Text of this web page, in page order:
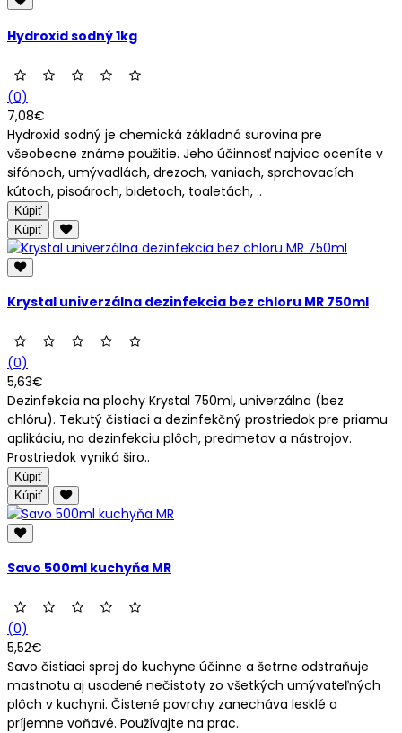
Hydroxid sodný 1kg
(0)
7,08€
Hydroxid sodný je chemická základná surovina pre
všeobecne známe použitie. Jeho účinnosť najviac oceníte v
sifónoch, umývadlách, drezoch, vaniach, sprchovacích
kútoch, pisoároch, bidetoch, toaletách, ..
Kúpiť
Kúpiť
Krystal univerzálna dezinfekcia bez chloru MR 750ml
(0)
5,63€
Dezinfekcia na plochy Krystal 750ml, univerzálna (bez
chlóru). Tekutý čistiaci a dezinfekčný prostriedok pre priamu
aplikáciu, na dezinfekciu plôch, predmetov a nástrojov.
Prostriedok vyniká širo..
Kúpiť
Kúpiť
Savo 500ml kuchyňa MR
(0)
5,52€
Savo čistiaci sprej do kuchyne účinne a šetrne odstraňuje
mastnotu aj usadené nečistoty zo všetkých umývateľných
plôch v kuchyni. Čistené povrchy zanecháva lesklé a
príjemne voňavé. Používajte na prac..